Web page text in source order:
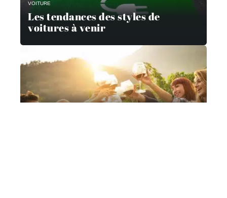
VOITURE
Les tendances des styles de
voitures à venir